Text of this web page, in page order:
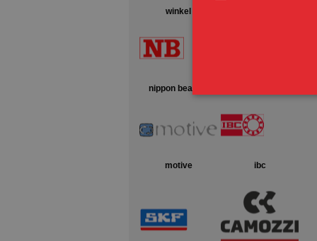
winkel
nippon bearing
motive ibc